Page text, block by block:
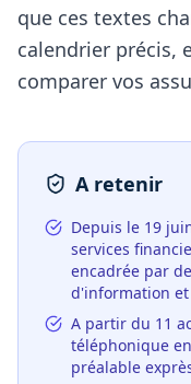
que ces textes
calendrier précis,
comparer vos
A retenir
Depuis le 19
services
encadrée par
d'information
A partir du 11
téléphonique
préalable